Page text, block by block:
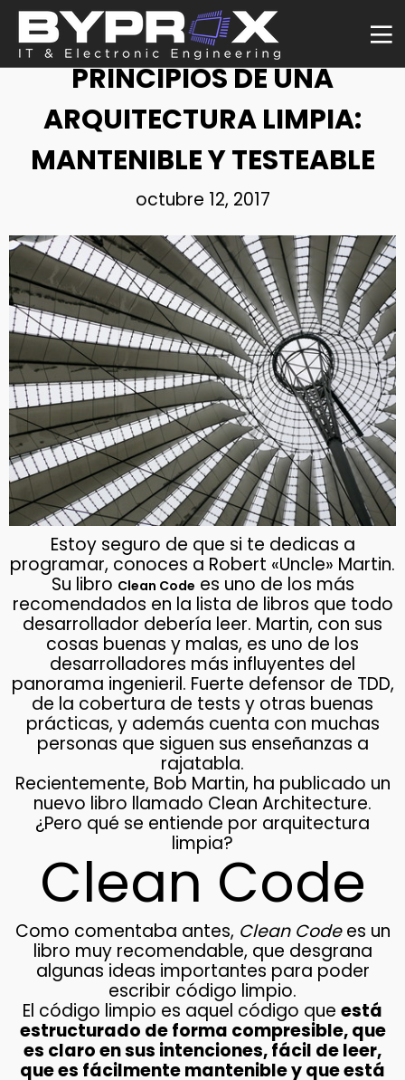
NOTICIA
PRINCIPIOS DE UNA
ARQUITECTURA LIMPIA:
MANTENIBLE Y TESTEABLE
octubre 12, 2017
Estoy seguro de que si te dedicas a
programar, conoces a Robert «Uncle» Martin.
Su libro Clean Code es uno de los más
recomendados en la lista de libros que todo
desarrollador debería leer. Martin, con sus
cosas buenas y malas, es uno de los
desarrolladores más influyentes del
panorama ingenieril. Fuerte defensor de TDD,
de la cobertura de tests y otras buenas
prácticas, y además cuenta con muchas
personas que siguen sus enseñanzas a
rajatabla.
Recientemente, Bob Martin, ha publicado un
nuevo libro llamado Clean Architecture.
¿Pero qué se entiende por arquitectura
limpia?
Clean Code
Como comentaba antes, Clean Codees un
libro muy recomendable, que desgrana
algunas ideas importantes para poder
escribir código limpio.
El código limpio es aquel código que está
estructurado de forma compresible, que
es claro en sus intenciones, fácil de leer,
que es fácilmente mantenible y que está